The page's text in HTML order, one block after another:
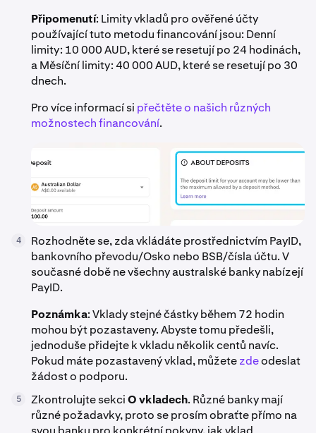
Připomenutí: Limity vkladů pro ověřené účty
používající tuto metodu financování jsou: Denní
limity: 10 000 AUD, které se resetují po 24 hodinách,
a Měsíční limity: 40 000 AUD, které se resetují po 30
dnech.
Pro více informací si přečtěte o našich různých
možnostech financování.
4
Rozhodněte se, zda vkládáte prostřednictvím PayID,
bankovního převodu/Osko nebo BSB/čísla účtu. V
současné době ne všechny australské banky nabízejí
PayID.
Poznámka: Vklady stejné částky během 72 hodin
mohou být pozastaveny. Abyste tomu předešli,
jednoduše přidejte k vkladu několik centů navíc.
Pokud máte pozastavený vklad, můžetezdeodeslat
žádost o podporu.
5 Zkontrolujte sekciO vkladech. Různé banky mají
různé požadavky, proto se prosím obraťte přímo na